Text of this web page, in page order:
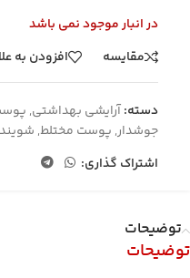
در انبار موجود نمی باشد
مقایسه
افزودن به
دسته:آرایشی بهداشتی,
جوشدار, پوست مختلط,
اشتراک گذاری:
توضیحات
توضیحات